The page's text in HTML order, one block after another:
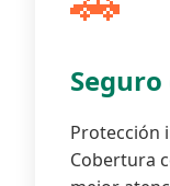
Protección
Cobertura